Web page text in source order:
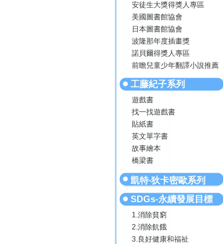
安徒生大獎得獎人專區
美國圖書館協會
日本圖書館協會
波隆那年度插畫獎
諾貝爾得獎人專區
前瞻兒童少年翻譯小說推薦
工藤紀子系列
遊戲書
找一找遊戲書
貼紙書
英文單字書
故事繪本
橋梁書
凱特‧狄卡密歐系列
SDGs-永續發展目標
1.消除貧窮
2.消除飢餓
3.良好健康和福祉